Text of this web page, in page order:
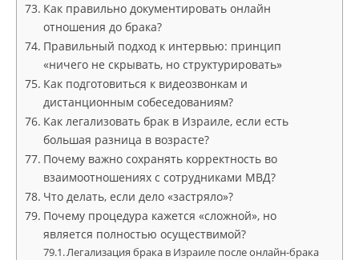
Как правильно документировать онлайн
отношения до брака?
Правильный подход к интервью: принцип
«ничего не скрывать, но структурировать»
Как подготовиться к видеозвонкам и
дистанционным собеседованиям?
Как легализовать брак в Израиле, если есть
большая разница в возрасте?
Почему важно сохранять корректность во
взаимоотношениях с сотрудниками МВД?
Что делать, если дело «застряло»?
Почему процедура кажется «сложной», но
является полностью осуществимой?
Легализация брака в Израиле после онлайн-брака